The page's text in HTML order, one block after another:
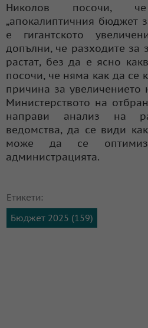
Николов посочи,
„апокалиптичния бюджет
е гигантското
допълни, че разходите за
растат, без да е ясно
посочи, че няма как да се
причина за увеличението
Министерството на
направи анализ на
ведомства, да се види
може да се
администрацията.
Етикети:
Бюджет 2025 (159)